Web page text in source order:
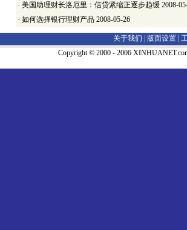
· 美国助理财长洛厄里：信贷紧缩正逐步趋缓 2008-
· 如何选择银行理财产品 2008-05-26
关于我们 | 版面设置
Copyright © 2000 - 2006